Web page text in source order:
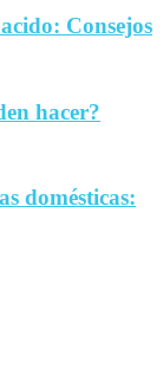
Consejos
hacer?
domésticas: